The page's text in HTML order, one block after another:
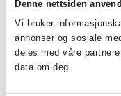
Denne nettsiden
Vi bruker
annonser og sosiale
deles med våre
data om deg.
Hinrich Schmidt-